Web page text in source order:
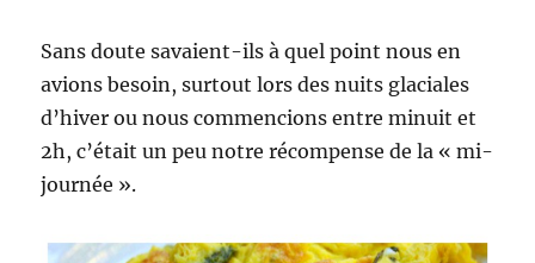
Sans doute savaient-ils à quel point nous en
avions besoin, surtout lors des nuits glaciales
d’hiver ou nous commencions entre minuit et
2h, c’était un peu notre récompense de la « mi-
journée ».